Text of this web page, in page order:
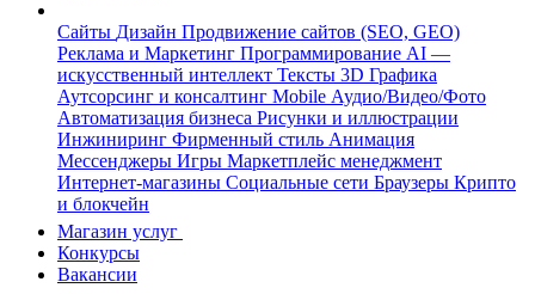
Сайты Дизайн Продвижение сайтов (SEO, GEO)
Реклама и Маркетинг Программирование AI —
искусственный интеллект Тексты 3D Графика
Аутсорсинг и консалтинг Mobile Аудио/Видео/Фото
Автоматизация бизнеса Рисунки и иллюстрации
Инжиниринг Фирменный стиль Анимация
Мессенджеры Игры Маркетплейс менеджмент
Интернет-магазины Социальные сети Браузеры Крипто
и блокчейн
Магазин услуг
Конкурсы
Вакансии